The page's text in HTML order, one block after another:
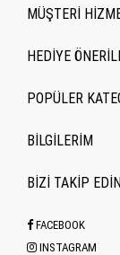
MÜŞTERİ
HEDİYE
POPÜLER
BİLGİLERİM
BİZİ TAKİP
FACEBOOK
INSTAGRAM